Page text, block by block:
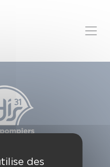
l'Armurié
des